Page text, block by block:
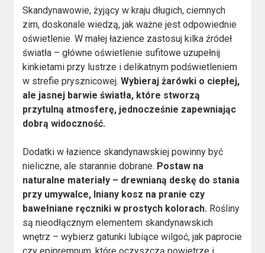
Skandynawowie, żyjący w kraju długich, ciemnych
zim, doskonale wiedzą, jak ważne jest odpowiednie
oświetlenie. W małej łazience zastosuj kilka źródeł
światła – główne oświetlenie sufitowe uzupełnij
kinkietami przy lustrze i delikatnym podświetleniem
w strefie prysznicowej.Wybieraj żarówki o ciepłej,
ale jasnej barwie światła, które stworzą
przytulną atmosferę, jednocześnie zapewniając
dobrą widoczność.
Dodatki w łazience skandynawskiej powinny być
nieliczne, ale starannie dobrane. Postaw na
naturalne materiały – drewnianą deskę do stania
przy umywalce, lniany kosz na pranie czy
bawełniane ręczniki w prostych kolorach. Rośliny
są nieodłącznym elementem skandynawskich
wnętrz – wybierz gatunki lubiące wilgoć, jak paprocie